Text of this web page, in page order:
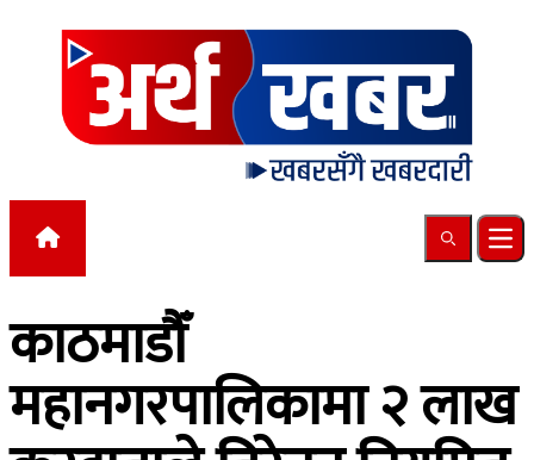
Skip to content
Search
काठमाडौँ
महानगरपालिकामा २ लाख